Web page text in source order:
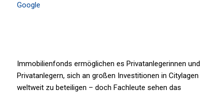
Immobilienfonds ermöglichen es Privatanlegerinnen und
Privatanlegern, sich an großen Investitionen in Citylagen
weltweit zu beteiligen – doch Fachleute sehen das